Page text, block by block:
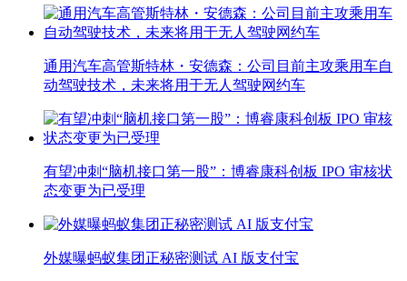
通用汽车高管斯特林・安德森：公司目前主攻乘用车自
动驾驶技术，未来将用于无人驾驶网约车
有望冲刺“脑机接口第一股”：博睿康科创板 IPO 审核状
态变更为已受理
外媒曝蚂蚁集团正秘密测试 AI 版支付宝